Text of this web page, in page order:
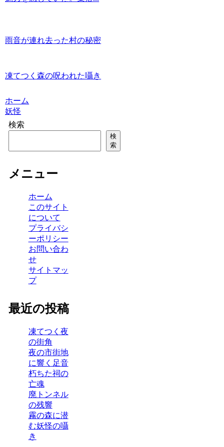
雨音が連れ去った村の秘密
凍てつく森の呪われた囁き
ホーム
妖怪
検索
検
索
メニュー
ホーム
このサイト
について
プライバシ
ーポリシー
お問い合わ
せ
サイトマッ
プ
最近の投稿
凍てつく夜
の街角
夜の市街地
に響く足音
朽ちた祠の
亡魂
廃トンネル
の残響
霧の森に潜
む妖怪の囁
き